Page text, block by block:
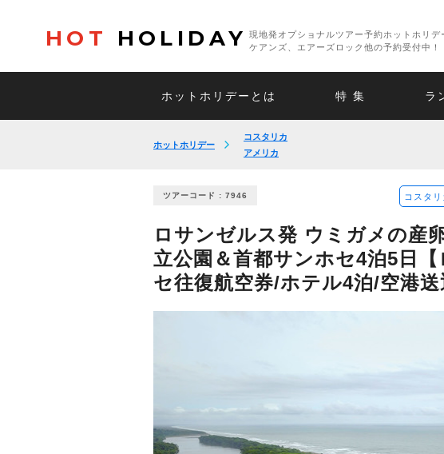
HOT HOLIDAY
現地発オプショナルツアー予約ホットホリデ
ケアンズ、エアーズロック他の予約受付中！
ホットホリデーとは 特 集 ラ
ホットホリデー
コスタリカ
アメリカ
ツアーコード : 7946 コスタリ
ロサンゼルス発 ウミガメの産
立公園＆首都サンホセ4泊5日
セ往復航空券/ホテル4泊/空港送